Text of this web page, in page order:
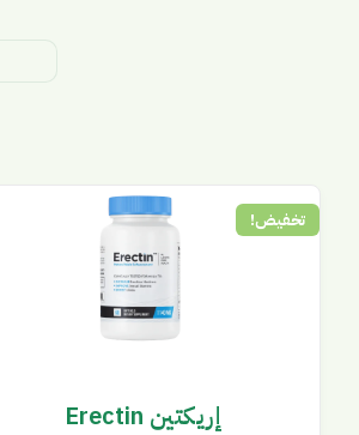
تخفيض!
إريكتين Erectin